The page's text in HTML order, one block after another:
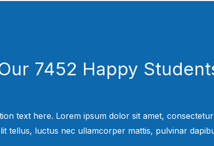
7452 Happy
text here. Lorem ipsum dolor sit amet,
tellus, luctus nec ullamcorper mattis, pulvinar